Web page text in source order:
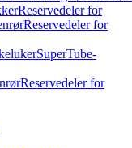
Reservedeler for
Reservedeler for
SuperTube-
Reservedeler for